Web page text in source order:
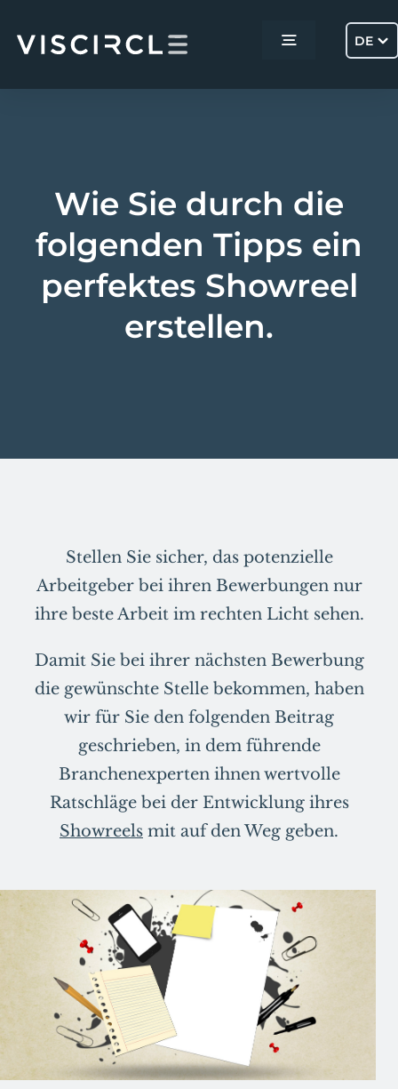
Toggle
Projekte
Über uns
DE
Wie Sie durch die
folgenden Tipps ein
perfektes Showreel
erstellen.
Stellen Sie sicher, das potenzielle
Arbeitgeber bei ihren Bewerbungen nur
ihre beste Arbeit im rechten Licht sehen.
Damit Sie bei ihrer nächsten Bewerbung
die gewünschte Stelle bekommen, haben
wir für Sie den folgenden Beitrag
geschrieben, in dem führende
Branchenexperten ihnen wertvolle
Ratschläge bei der Entwicklung ihres
Showreels mit auf den Weg geben.